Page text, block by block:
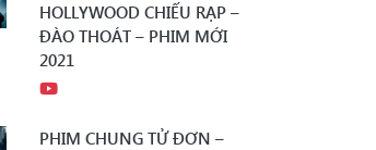
HOLLYWOOD CHIẾU RẠP –
ĐÀO THOÁT – PHIM MỚI
2021
PHIM CHUNG TỬ ĐƠN –